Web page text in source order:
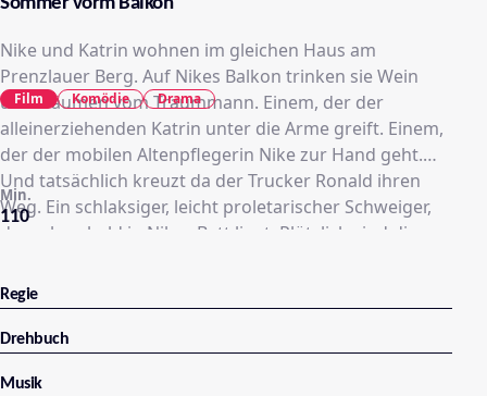
Nike und Katrin wohnen im gleichen Haus am
Prenzlauer Berg. Auf Nikes Balkon trinken sie Wein
und träumen vom Traummann. Einem, der der
alleinerziehenden Katrin unter die Arme greift. Einem,
der der mobilen Altenpflegerin Nike zur Hand geht.
Und tatsächlich kreuzt da der Trucker Ronald ihren
Weg. Ein schlaksiger, leicht proletarischer Schweiger,
der schon bald in Nikes Bett liegt. Plötzlich sind die
trinkt mehr als ihr gut tut und landet nach einer
Alkoholvergiftung im Krankenhaus.
110
Min.
Film Komödie Drama
Regie
Drehbuch
Musik